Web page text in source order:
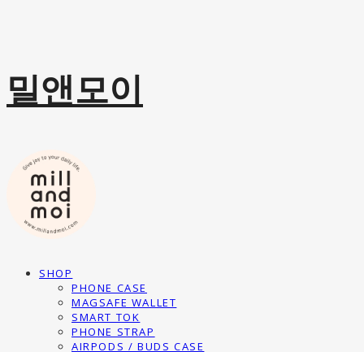
밀앤모이
SHOP
PHONE CASE
MAGSAFE WALLET
SMART TOK
PHONE STRAP
AIRPODS / BUDS CASE